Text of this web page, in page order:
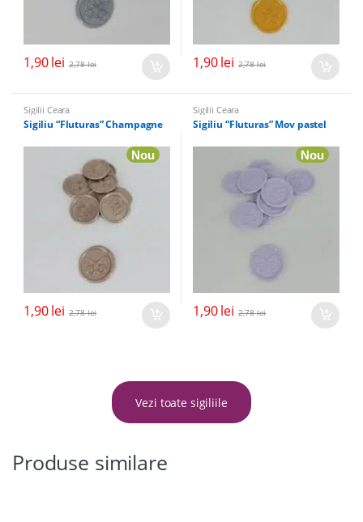
1,90lei 2,78lei 1,90lei 2,78lei
Sigilii Ceara
Sigiliu “Fluturas” Champagne
Nou
1,90lei 2,78lei
Sigilii Ceara
Sigiliu “Fluturas” Mov pastel
Nou
1,90lei 2,78lei
Vezi toate sigiliile
Produse similare